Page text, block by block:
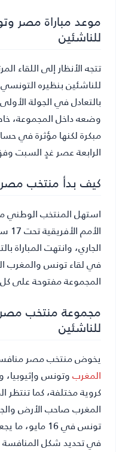
موعد مباراة مصر
للناشئين
تتجه الأنظار إلى اللقاء
للناشئين بنظيره
بالتعادل في الجولة
وضعه داخل المجموعة،
مبكرة لكنها مؤثرة في
الرابعة عصر غدٍ السبت
كيف بدأ منتخب
الجاري، وانتهت
في لقاء تونس والمغرب
المجموعة مفتوحة على كل
مجموعة منتخب
للناشئين
يخوض منتخب مصر
المغربوتونس
كروية مختلفة، كما تنتظر
تونس في 16
في تحديد شكل المنافسة